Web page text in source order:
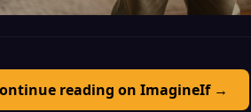
reading on ImagineIf →